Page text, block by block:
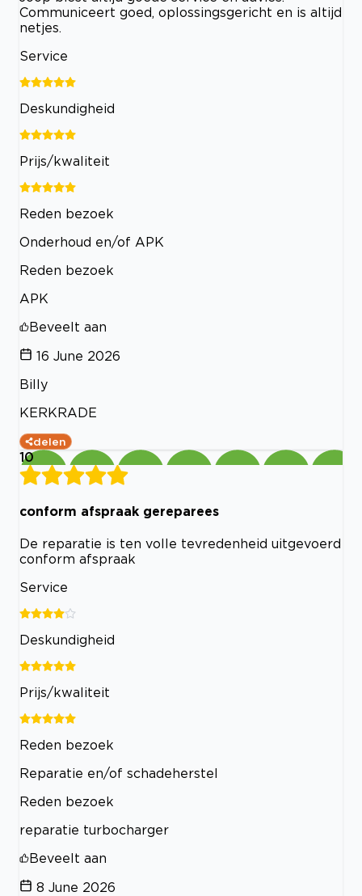
Communiceert goed, oplossingsgericht en is altijd
netjes.
Service
Deskundigheid
Prijs/kwaliteit
Reden bezoek
Onderhoud en/of APK
Reden bezoek
APK
Beveelt aan
16 June 2026
Billy
KERKRADE
delen
10
conform afspraak gereparees
De reparatie is ten volle tevredenheid uitgevoerd
conform afspraak
Service
Deskundigheid
Prijs/kwaliteit
Reden bezoek
Reparatie en/of schadeherstel
Reden bezoek
reparatie turbocharger
Beveelt aan
8 June 2026